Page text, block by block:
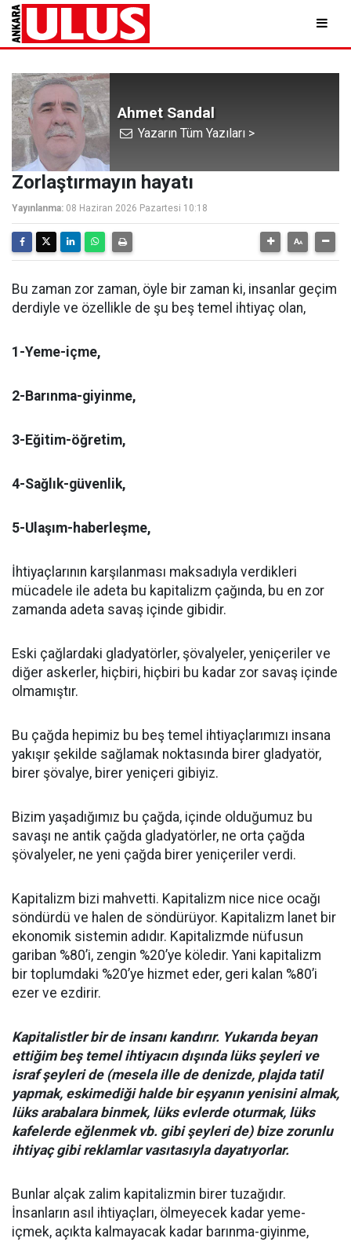
Ahmet Sandal
Yazarın Tüm Yazıları >
Zorlaştırmayın hayatı
Yayınlanma: 08 Haziran 2026 Pazartesi 10:18
Bu zaman zor zaman, öyle bir zaman ki, insanlar geçim
derdiyle ve özellikle de şu beş temel ihtiyaç olan,
1-Yeme-içme,
2-Barınma-giyinme,
3-Eğitim-öğretim,
4-Sağlık-güvenlik,
5-Ulaşım-haberleşme,
İhtiyaçlarının karşılanması maksadıyla verdikleri
mücadele ile adeta bu kapitalizm çağında, bu en zor
zamanda adeta savaş içinde gibidir.
Eski çağlardaki gladyatörler, şövalyeler, yeniçeriler ve
diğer askerler, hiçbiri, hiçbiri bu kadar zor savaş içinde
olmamıştır.
Bu çağda hepimiz bu beş temel ihtiyaçlarımızı insana
yakışır şekilde sağlamak noktasında birer gladyatör,
birer şövalye, birer yeniçeri gibiyiz.
Bizim yaşadığımız bu çağda, içinde olduğumuz bu
savaşı ne antik çağda gladyatörler, ne orta çağda
şövalyeler, ne yeni çağda birer yeniçeriler verdi.
Kapitalizm bizi mahvetti. Kapitalizm nice nice ocağı
söndürdü ve halen de söndürüyor. Kapitalizm lanet bir
ekonomik sistemin adıdır. Kapitalizmde nüfusun
gariban %80’i, zengin %20’ye köledir. Yani kapitalizm
bir toplumdaki %20’ye hizmet eder, geri kalan %80’i
ezer ve ezdirir.
Kapitalistler bir de insanı kandırır. Yukarıda beyan
ettiğim beş temel ihtiyacın dışında lüks şeyleri ve
israf şeyleri de (mesela ille de denizde, plajda tatil
yapmak, eskimediği halde bir eşyanın yenisini almak,
lüks arabalara binmek, lüks evlerde oturmak, lüks
kafelerde eğlenmek vb. gibi şeyleri de) bize zorunlu
ihtiyaç gibi reklamlar vasıtasıyla dayatıyorlar.
Bunlar alçak zalim kapitalizmin birer tuzağıdır.
İnsanların asıl ihtiyaçları, ölmeyecek kadar yeme-
içmek, açıkta kalmayacak kadar barınma-giyinme,